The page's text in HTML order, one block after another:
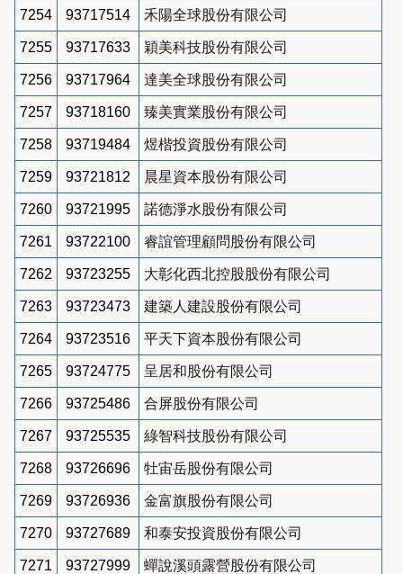
7254 93717514 禾陽全球股份有限公司
7255 93717633 穎美科技股份有限公司
7256 93717964 達美全球股份有限公司
7257 93718160 臻美實業股份有限公司
7258 93719484 煜楷投資股份有限公司
7259 93721812 晨星資本股份有限公司
7260 93721995 諾德淨水股份有限公司
7261 93722100 睿誼管理顧問股份有限公司
7262 93723255 大彰化西北控股股份有限公司
7263 93723473 建築人建設股份有限公司
7264 93723516 平天下資本股份有限公司
7265 93724775 呈居和股份有限公司
7266 93725486 合屏股份有限公司
7267 93725535 綠智科技股份有限公司
7268 93726696 牡宙岳股份有限公司
7269 93726936 金富旗股份有限公司
7270 93727689 和泰安投資股份有限公司
7271 93727999 蟬說溪頭露營股份有限公司